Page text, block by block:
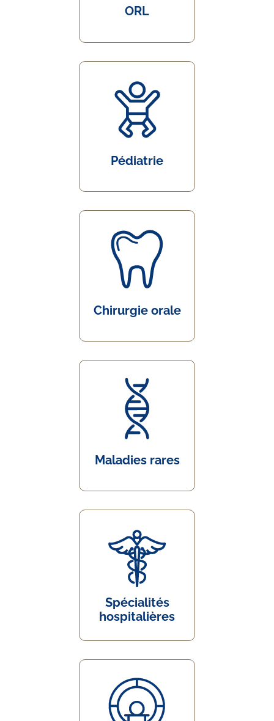
ORL
Pédiatrie
Chirurgie orale
Maladies rares
Spécialités
hospitalières